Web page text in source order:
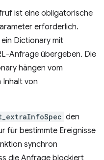
ist eine obligatorische
erforderlich.
Dictionary mit
Anfrage übergeben. Die
hängen vom
Inhalt von
den
für bestimmte Ereignisse
synchron
die Anfrage blockiert